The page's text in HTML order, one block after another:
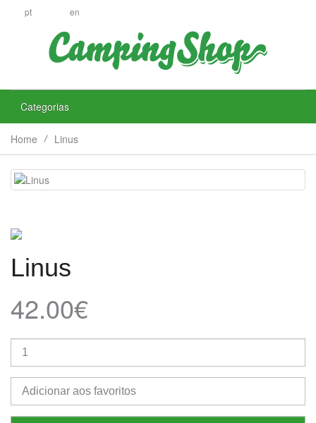
pt en
Categorias
Home Linus
Linus
42.00€
Adicionar aos favoritos